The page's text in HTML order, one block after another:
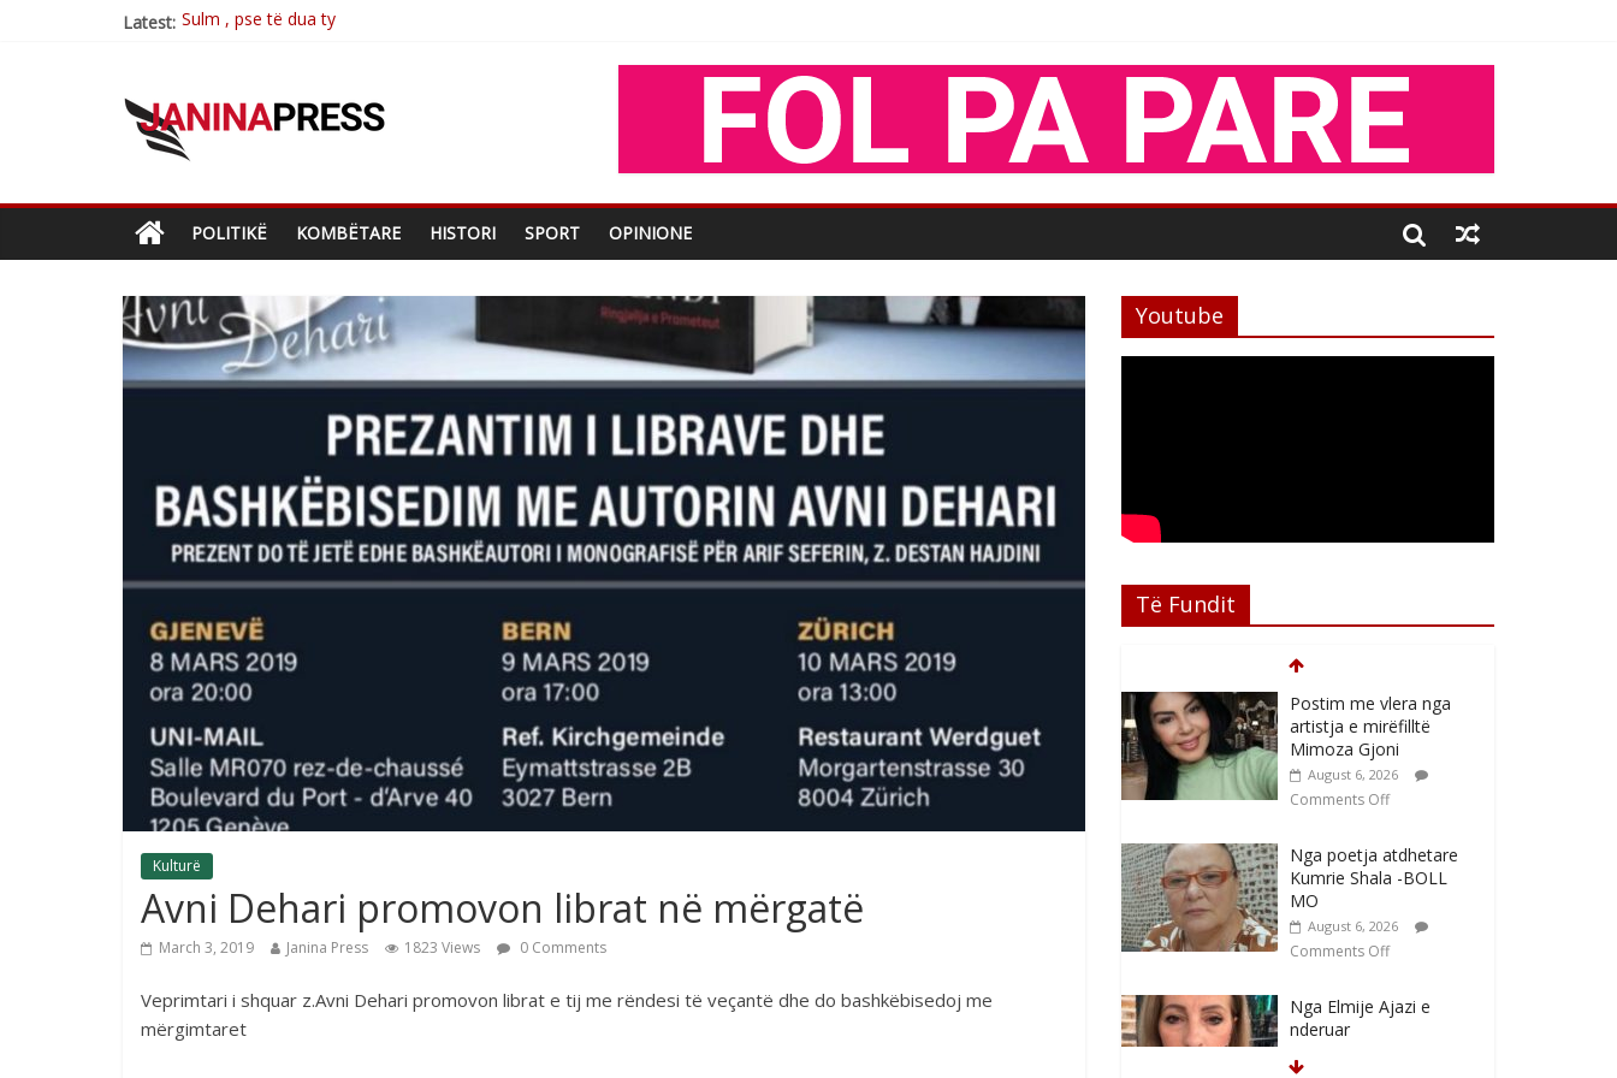
Latest: Postim me vlera nga artistja e mirëfilltë Mimoza Gjoni
Brahim Çekaj njē veprimtar i respektuar i çeshtjës kombëtare
POLITIKË KOMBËTARE HISTORI SPORT OPINIONE
Kulturë
Avni Dehari promovon librat në mërgatë
March 3, 2019 Janina Press 1823 Views 0 Comments
Veprimtari i shquar z.Avni Dehari promovon librat e tij me rëndesi të veçantë dhe do bashkëbisedoj me
mërgimtaret
Youtube
Të Fundit
Postim me vlera nga
artistja e mirëfilltë
Mimoza Gjoni
August 6, 2026
Comments Off
Nga poetja atdhetare
Kumrie Shala -BOLL
MO
August 6, 2026
Comments Off
Nga Elmije Ajazi e
nderuar